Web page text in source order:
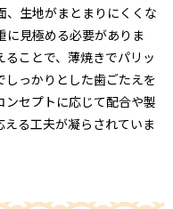
、生地がまとまりにくくな
に見極める必要がありま
ことで、薄焼きでパリッ
しっかりとした歯ごたえを
セプトに応じて配合や製
る工夫が凝らされていま